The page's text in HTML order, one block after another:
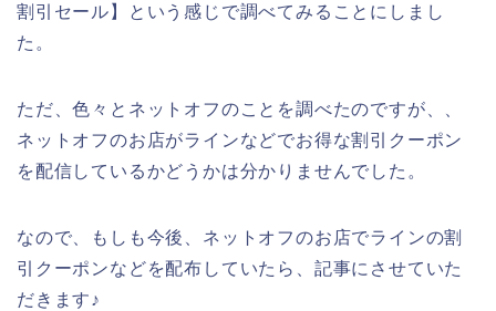
割引セール】という感じで調べてみることにしまし
た。
ただ、色々とネットオフのことを調べたのですが、、
ネットオフのお店がラインなどでお得な割引クーポン
を配信しているかどうかは分かりませんでした。
なので、もしも今後、ネットオフのお店でラインの割
引クーポンなどを配布していたら、記事にさせていた
だきます♪